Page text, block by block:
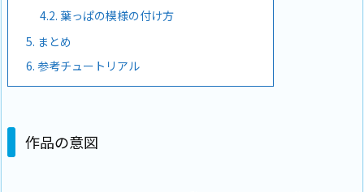
4.2. 葉っぱの模様の付け方
5. まとめ
6. 参考チュートリアル
作品の意図